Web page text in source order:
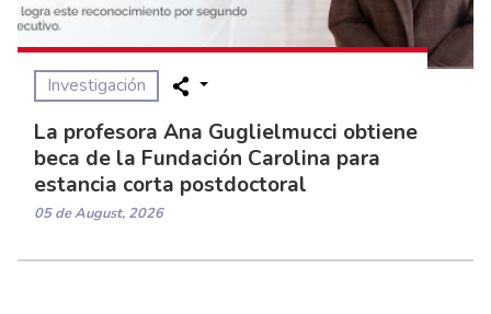
Investigación
La profesora Ana Guglielmucci obtiene
beca de la Fundación Carolina para
estancia corta postdoctoral
05 de August, 2026